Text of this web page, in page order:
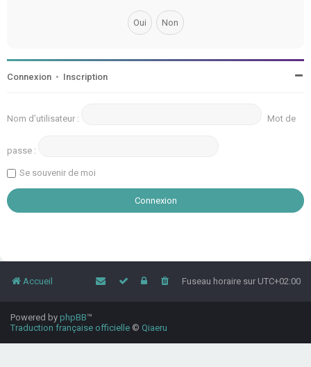
Connexion • Inscription
Nom d’utilisateur : Mot de
passe :
Se souvenir de moi
Accueil Fuseau horaire sur UTC+02:00
Powered by phpBB™
Traduction française officielle © Qiaeru